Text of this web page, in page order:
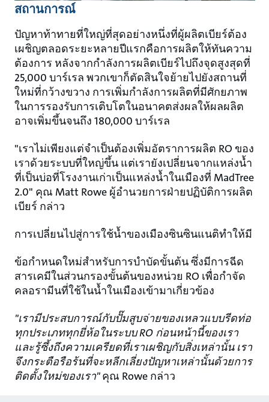
สถานการณ์
ปัญหาท้าทายที่ใหญ่ที่สุดอย่างหนึ่งที่ผู้ผลิตเบียร์ต้อง
เผชิญตลอดระยะหลายปีแรกคือการผลิตให้ทันความ
ต้องการ หลังจากกำลังการผลิตเบียร์ไปถึงจุดสูงสุดที่
25,000 บาร์เรล พวกเขาก็ตัดสินใจย้ายไปยังสถานที่
ใหม่ที่กว้างขวาง การเพิ่มกำลังการผลิตที่มีศักยภาพ
ในการรองรับการเติบโตในอนาคตส่งผลให้ผลผลิต
อาจเพิ่มขึ้นจนถึง 180,000 บาร์เรล
"เราไม่เพียงแต่จําเป็นต้องเพิ่มอัตราการผลิต RO ของ
เราด้วยระบบที่ใหญ่ขึ้น แต่เรายังเปลี่ยนจากแหล่งน้ำ
ที่เป็นบ่อที่โรงงานเก่าเป็นแหล่งน้ำในเมืองที่ MadTree
2.0" คุณ Matt Rowe ผู้อํานวยการฝ่ายปฏิบัติการผลิต
เบียร์ กล่าว
การเปลี่ยนไปสู่การใช้น้ำของเมืองซินซินแนติทำให้มี
ข้อกำหนดใหม่สำหรับการบำบัดขั้นต้น ซึ่งมีการฉีด
สารเคมีในส่วนกรองขั้นต้นของหน่วย RO เพื่อกำจัด
คลอรามีนที่ใช้ในน้ำในเมืองเข้ามาเกี่ยวข้อง
"เรามีประสบการณ์กับปั๊มสูบจ่ายของเหลวแบบรีดท่อ
ทุกประเภททุกยี่ห้อในระบบ RO ก่อนหน้านี้ของเรา
และรู้ซึ้งถึงความเครียดที่เราเผชิญกับสิ่งเหล่านั้น เรา
จึงกระตือรือร้นที่จะหลีกเลี่ยงปัญหาเหล่านั้นด้วยการ
ติดตั้งใหม่ของเรา"คุณ Rowe กล่าว